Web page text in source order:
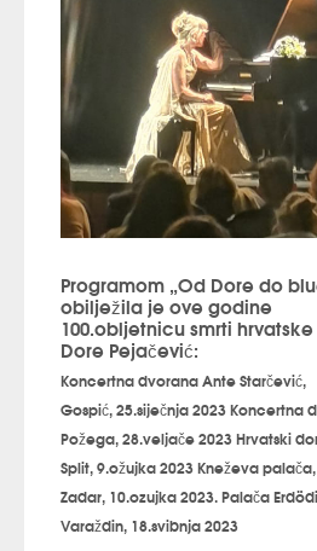
Programom „Od Dore do
obilježila je ove godine
100.obljetnicu smrti
Dore Pejačević:
Koncertna dvorana Ante Starčević,
Gospić, 25.siječnja 2023 Koncertna
Požega, 28.veljače 2023 Hrvatski
Split, 9.ožujka 2023 Kneževa palača,
Zadar, 10.ozujka 2023. Palača
Varaždin, 18.svibnja 2023